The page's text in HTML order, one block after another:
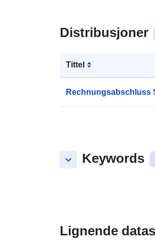
Distribusjoner
Tittel
Rechnungsabschluss
keyboard_arrow_down Keywords
Lignende